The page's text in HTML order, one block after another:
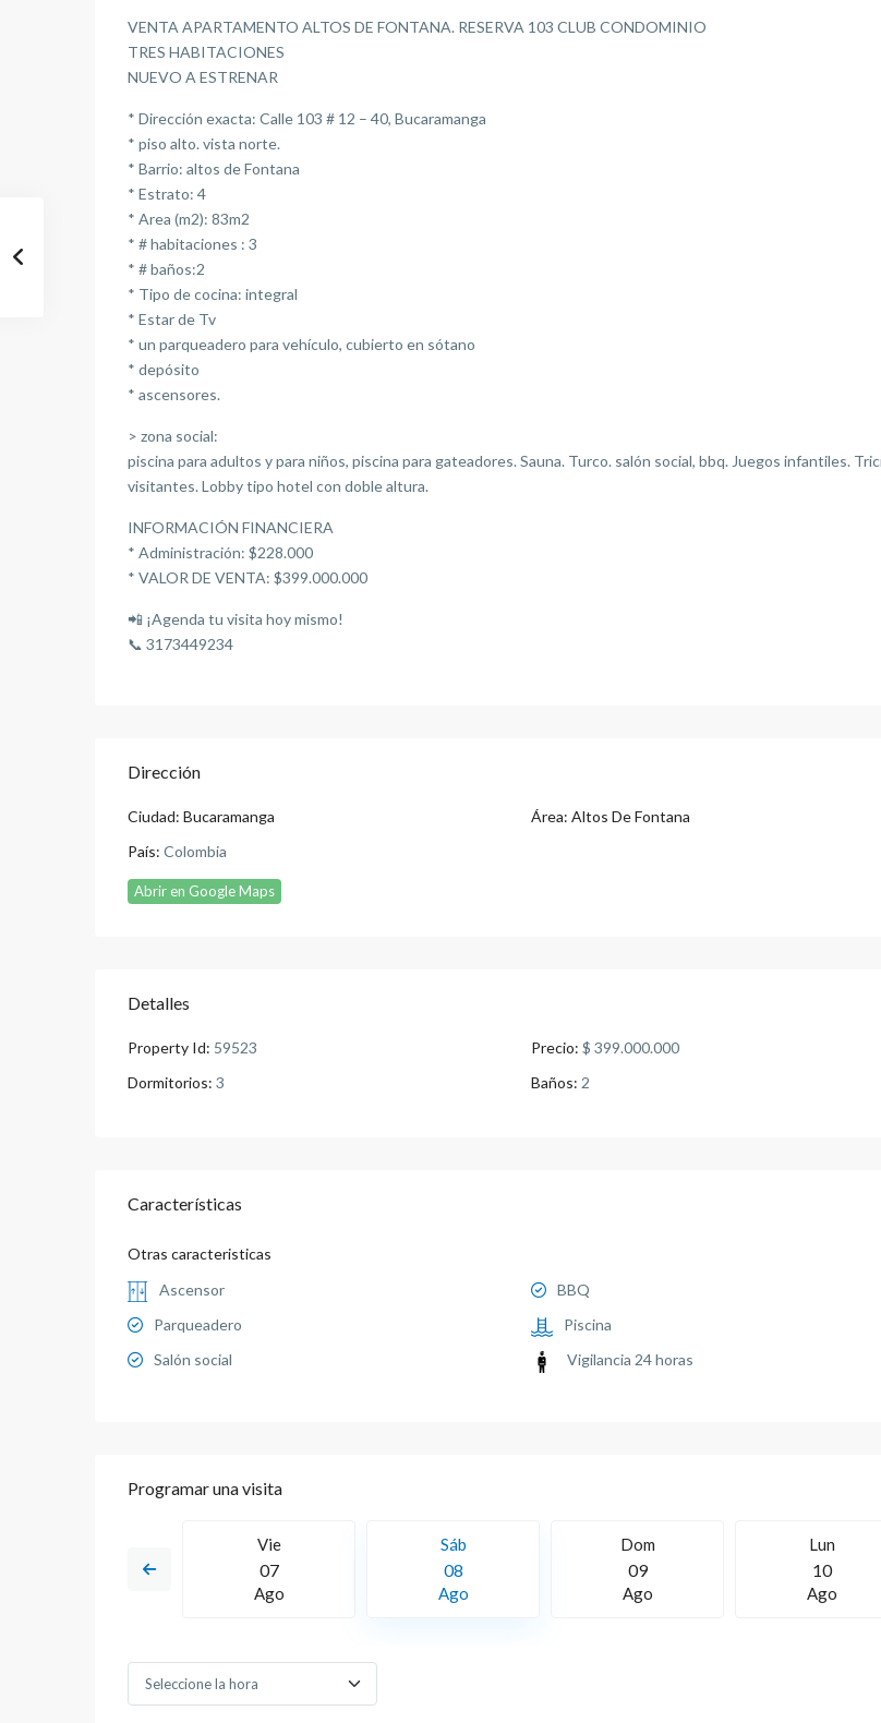
VENTA APARTAMENTO ALTOS DE FONTANA. RESERVA 103 CLUB CONDOMINIO
TRES HABITACIONES
NUEVO A ESTRENAR
* Dirección exacta: Calle 103 # 12 – 40, Bucaramanga
* piso alto. vista norte.
* Barrio: altos de Fontana
* Estrato: 4
* Area (m2): 83m2
* # habitaciones : 3
* # baños:2
* Tipo de cocina: integral
* Estar de Tv
* un parqueadero para vehículo, cubierto en sótano
* depósito
* ascensores.
> zona social:
piscina para adultos y para niños, piscina para gateadores. Sauna. Turco. salón social, bbq. Juegos infantiles.
visitantes. Lobby tipo hotel con doble altura.
INFORMACIÓN FINANCIERA
* Administración: $228.000
* VALOR DE VENTA: $399.000.000
📲 ¡Agenda tu visita hoy mismo!
📞 3173449234
Dirección
Ciudad: Bucaramanga Área: Altos De Fontana
País: Colombia
Abrir en Google Maps
Detalles
Property Id: 59523 Precio: $ 399.000.000
Dormitorios: 3 Baños: 2
Características
Otras caracteristicas
Ascensor
BBQ
Parqueadero
Piscina
Salón social
Vigilancia 24 horas
Programar una visita
Vie
07
Ago
Sáb
08
Ago
Dom
09
Ago
Lun
10
Ago